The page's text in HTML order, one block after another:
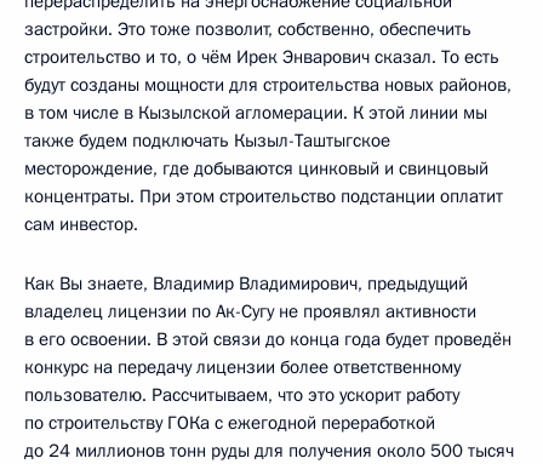
застройки. Это тоже позволит, собственно, обеспечить
строительство и то, о чём Ирек Энварович сказал. То есть
будут созданы мощности для строительства новых районов,
в том числе в Кызылской агломерации. К этой линии мы
также будем подключать Кызыл-Таштыгское
месторождение, где добываются цинковый и свинцовый
концентраты. При этом строительство подстанции оплатит
сам инвестор.
Как Вы знаете, Владимир Владимирович, предыдущий
владелец лицензии по Ак-Сугу не проявлял активности
в его освоении. В этой связи до конца года будет проведён
конкурс на передачу лицензии более ответственному
пользователю. Рассчитываем, что это ускорит работу
по строительству ГОКа с ежегодной переработкой
до 24 миллионов тонн руды для получения около 500 тысяч